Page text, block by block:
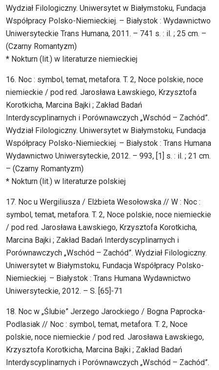
Wydział Filologiczny. Uniwersytet w Białymstoku, Fundacja
Współpracy Polsko-Niemieckiej. – Białystok : Wydawnictwo
Uniwersyteckie Trans Humana, 2011. – 741 s. : il. ; 25 cm. –
(Czarny Romantyzm)
* Nokturn (lit.) w literaturze niemieckiej
16. Noc : symbol, temat, metafora. T. 2, Noce polskie, noce
niemieckie / pod red. Jarosława Ławskiego, Krzysztofa
Korotkicha, Marcina Bajki ; Zakład Badań
Interdyscyplinarnych i Porównawczych „Wschód – Zachód”.
Wydział Filologiczny. Uniwersytet w Białymstoku, Fundacja
Współpracy Polsko-Niemieckiej. – Białystok : Trans Humana
Wydawnictwo Uniwersyteckie, 2012. – 993, [1] s. : il. ; 21 cm.
– (Czarny Romantyzm)
* Nokturn (lit.) w literaturze polskiej
17. Noc u Wergiliusza / Elżbieta Wesołowska // W : Noc :
symbol, temat, metafora. T. 2, Noce polskie, noce niemieckie
/ pod red. Jarosława Ławskiego, Krzysztofa Korotkicha,
Marcina Bajki ; Zakład Badań Interdyscyplinarnych i
Porównawczych „Wschód – Zachód”. Wydział Filologiczny.
Uniwersytet w Białymstoku, Fundacja Współpracy Polsko-
Niemieckiej. – Białystok : Trans Humana Wydawnictwo
Uniwersyteckie, 2012. – S. [65]-71
18. Noc w „Ślubie” Jerzego Jarockiego / Bogna Paprocka-
Podlasiak // Noc : symbol, temat, metafora. T. 2, Noce
polskie, noce niemieckie / pod red. Jarosława Ławskiego,
Krzysztofa Korotkicha, Marcina Bajki ; Zakład Badań
Interdyscyplinarnych i Porównawczych „Wschód – Zachód”.